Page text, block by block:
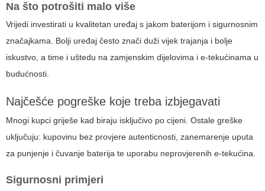
Na što potrošiti malo više
Vrijedi investirati u kvalitetan uređaj s jakom baterijom i sigurnosnim
značajkama. Bolji uređaj često znači duži vijek trajanja i bolje
iskustvo, a time i uštedu na zamjenskim dijelovima i e-tekućinama u
budućnosti.
Najčešće pogreške koje treba izbjegavati
Mnogi kupci griješe kad biraju isključivo po cijeni. Ostale greške
uključuju: kupovinu bez provjere autenticnosti, zanemarenje uputa
za punjenje i čuvanje baterija te uporabu neprovjerenih e-tekućina.
Sigurnosni primjeri